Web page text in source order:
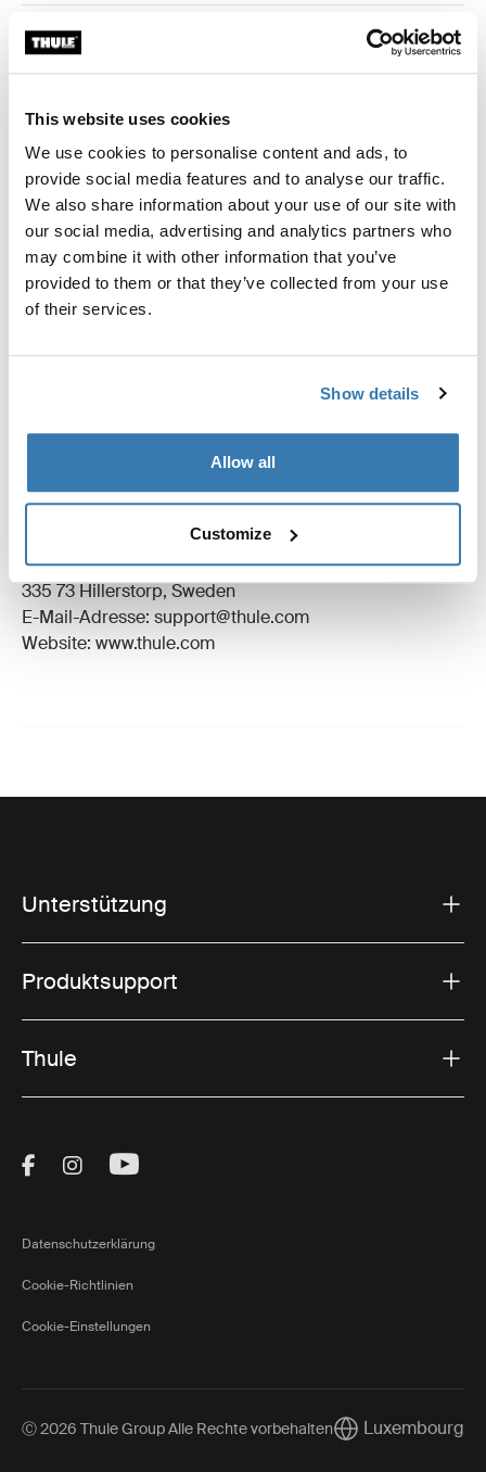
This website uses cookies
We use cookies to personalise content and ads, to
provide social media features and to analyse our traffic.
We also share information about your use of our site with
our social media, advertising and analytics partners who
may combine it with other information that you’ve
provided to them or that they’ve collected from your use
of their services.
Show details
Allow all
Customize
Individuelle Ausrüstung für die Montage eines Thule
Dachträgersystems auf Fahrzeugen ohne vormontierte
montierte Träger.
Toggle features
Alle Eigenschaften
Toggle techspec
Technische Daten
Herstellungsinformationen
Eingetragenes Warenzeichen: Thule Schweden AB
Name des Herstellers: Thule Schweden
Adresse des Herstellers: Borggatan 5,
335 73 Hillerstorp, Sweden
E-Mail-Adresse: support@thule.com
Website: www.thule.com
Unterstützung
Produktsupport
Thule
Visit Thule on Facebook (external link)
Visit Thule on Instagram (external link)
Visit Thule on Youtube (external
Datenschutzerklärung
Cookie-Richtlinien
Cookie-Einstellungen
Ⓒ 2026 Thule Group Alle Rechte vorbehaltenCurrent market/
Luxembourg